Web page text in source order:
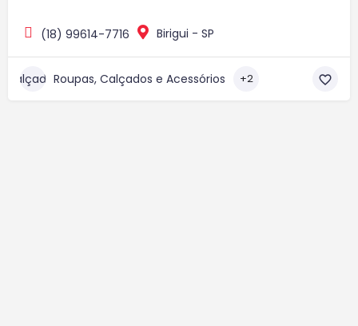
(18) 99614-7716 Birigui - SP
Roupas, Calçados e Acessórios +2